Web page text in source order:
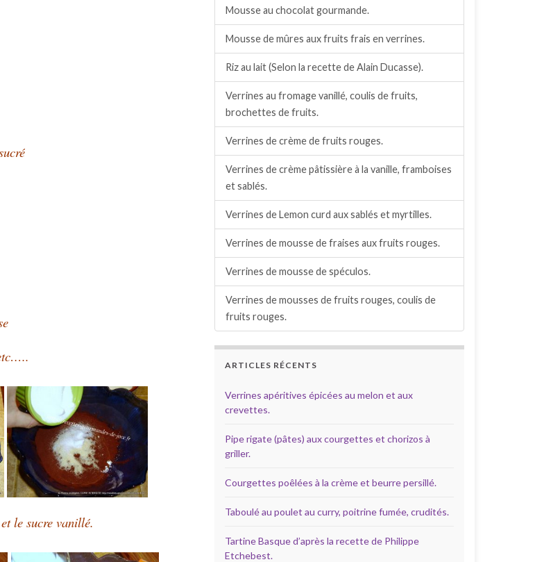
le sucre vanillé.
Mousse au chocolat gourmande.
Mousse de mûres aux fruits frais en verrines.
Riz au lait (Selon la recette de Alain Ducasse).
Verrines au fromage vanillé, coulis de fruits,
brochettes de fruits.
Verrines de crème de fruits rouges.
Verrines de crème pâtissière à la vanille, framboises
et sablés.
Verrines de Lemon curd aux sablés et myrtilles.
Verrines de mousse de fraises aux fruits rouges.
Verrines de mousse de spéculos.
Verrines de mousses de fruits rouges, coulis de
fruits rouges.
ARTICLES RÉCENTS
Verrines apéritives épicées au melon et aux
crevettes.
Pipe rigate (pâtes) aux courgettes et chorizos à
griller.
Courgettes poêlées à la crème et beurre persillé.
Taboulé au poulet au curry, poitrine fumée, crudités.
Tartine Basque d’après la recette de Philippe
Etchebest.